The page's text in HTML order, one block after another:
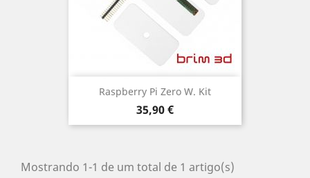
Raspberry Pi Zero W. Kit
Preço
35,90 €
Mostrando 1-1 de um total de 1 artigo(s)